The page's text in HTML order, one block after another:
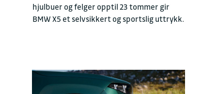
hjulbuer og felger opptil 23 tommer gir
BMW X5 et selvsikkert og sportslig uttrykk.